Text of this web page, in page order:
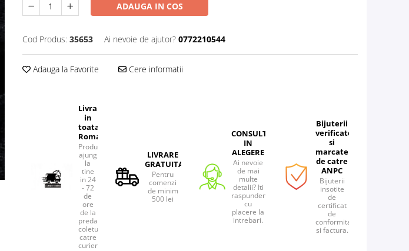
ADAUGA IN COS
Cod Produs: 35653 Ai nevoie de ajutor? 0772210544
Adauga la Favorite Cere informatii
Livrare
in
toata
Romania
Produsele
ajung
la
tine
in 24
- 72
de
ore
de la
predarea
coletului
catre
curier.
LIVRARE
GRATUITA
Pentru
comenzi
de minim
500 lei
CONSULTANTA
IN
ALEGERE
Ai nevoie
de mai
multe
detalii? Iti
raspundem
cu
placere la
intrebari.
Bijuterii
verificate
si
marcate
de catre
ANPC
Bijuterii
insotite
de
certificat
de
conformitate
si factura.